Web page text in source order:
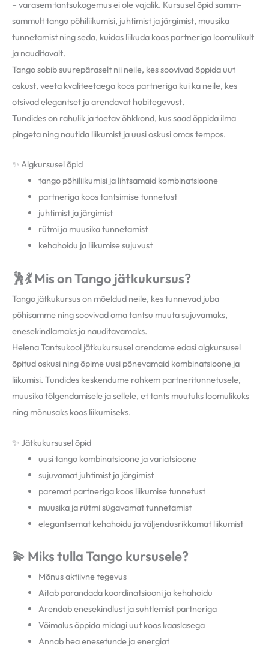
– varasem tantsukogemus ei ole vajalik. Kursusel õpid samm-
sammult tango põhiliikumisi, juhtimist ja järgimist, muusika
tunnetamist ning seda, kuidas liikuda koos partneriga loomulikult
ja nauditavalt.
Tango sobib suurepäraselt nii neile, kes soovivad õppida uut
oskust, veeta kvaliteetaega koos partneriga kui ka neile, kes
otsivad elegantset ja arendavat hobitegevust.
Tundides on rahulik ja toetav õhkkond, kus saad õppida ilma
pingeta ning nautida liikumist ja uusi oskusi omas tempos.
✨ Algkursusel õpid
tango põhiliikumisi ja lihtsamaid kombinatsioone
partneriga koos tantsimise tunnetust
juhtimist ja järgimist
rütmi ja muusika tunnetamist
kehahoidu ja liikumise sujuvust
🕺💃 Mis on Tango jätkukursus?
Tango jätkukursus on mõeldud neile, kes tunnevad juba
põhisamme ning soovivad oma tantsu muuta sujuvamaks,
enesekindlamaks ja nauditavamaks.
Helena Tantsukool jätkukursusel arendame edasi algkursusel
õpitud oskusi ning õpime uusi põnevamaid kombinatsioone ja
liikumisi. Tundides keskendume rohkem partneritunnetusele,
muusika tõlgendamisele ja sellele, et tants muutuks loomulikuks
ning mõnusaks koos liikumiseks.
✨ Jätkukursusel õpid
uusi tango kombinatsioone ja variatsioone
sujuvamat juhtimist ja järgimist
paremat partneriga koos liikumise tunnetust
muusika ja rütmi sügavamat tunnetamist
elegantsemat kehahoidu ja väljendusrikkamat liikumist
💫 Miks tulla Tango kursusele?
Mõnus aktiivne tegevus
Aitab parandada koordinatsiooni ja kehahoidu
Arendab enesekindlust ja suhtlemist partneriga
Võimalus õppida midagi uut koos kaaslasega
Annab hea enesetunde ja energiat